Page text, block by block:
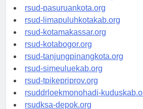
rsucnd-acehbaratkab.org
rsud-pasuruankota.org
rsud-limapuluhkotakab.org
rsud-kotamakassar.org
rsud-kotabogor.org
rsud-tanjungpinangkota.org
rsud-simeuluekab.org
rsud-tpikepriprov.org
rsuddrloekmonohadi-